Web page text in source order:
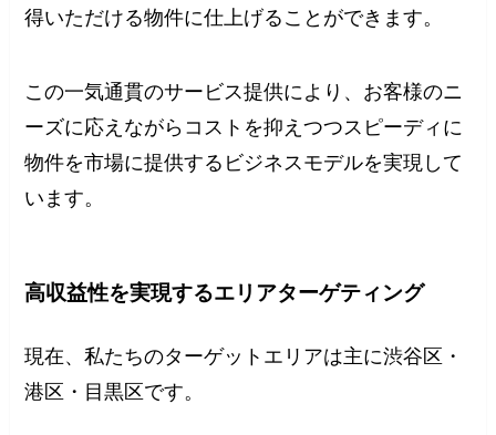
得いただける物件に仕上げることができます。
この一気通貫のサービス提供により、お客様のニ
ーズに応えながらコストを抑えつつスピーディに
物件を市場に提供するビジネスモデルを実現して
います。
高収益性を実現するエリアターゲティング
現在、私たちのターゲットエリアは主に渋谷区・
港区・目黒区です。